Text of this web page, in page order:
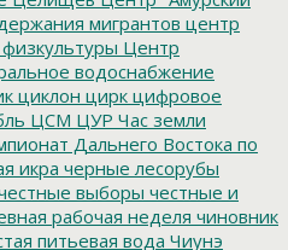
мигрантов центр
Центр
водоснабжение
циклон цирк цифровое
ЦСМ ЦУР Час земли
Дальнего Востока по
икра черные лесорубы
выборы честные и
рабочая неделя чиновник
питьевая вода Чиунэ